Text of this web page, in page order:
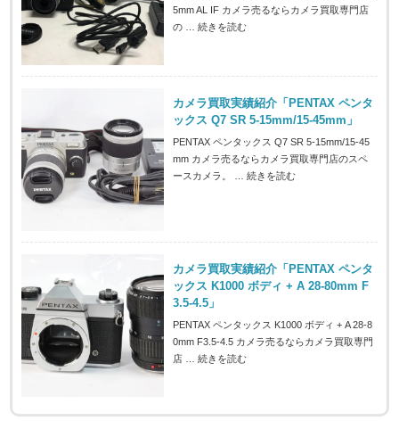
5mm AL IF カメラ売るならカメラ買取専門店
の …続きを読む
カメラ買取実績紹介「PENTAX ペンタ
ックス Q7 SR 5-15mm/15-45mm」
PENTAX ペンタックス Q7 SR 5-15mm/15-45
mm カメラ売るならカメラ買取専門店のスペ
ースカメラ。 …続きを読む
カメラ買取実績紹介「PENTAX ペンタ
ックス K1000 ボディ + A 28-80mm F
3.5-4.5」
PENTAX ペンタックス K1000 ボディ + A 28-8
0mm F3.5-4.5 カメラ売るならカメラ買取専門
店 …続きを読む